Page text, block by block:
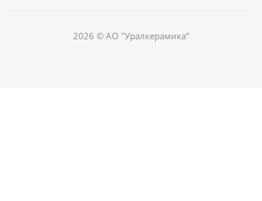
2026 © АО "Уралкерамика"